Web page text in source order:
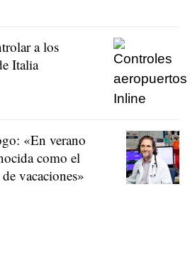
a los
Italia
«En verano
como el
vacaciones»